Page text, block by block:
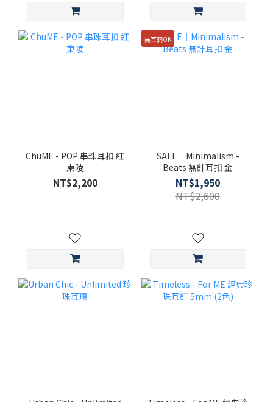
ChuME - POP 串珠耳扣 紅
東陵
NT$2,200
無耳洞OK
SALE｜Minimalism -
Beats 無針耳扣 金
NT$1,950
NT$2,600